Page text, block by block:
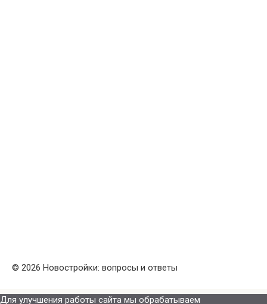
© 2026 Новостройки: вопросы и ответы
Для улучшения работы сайта мы обрабатываем